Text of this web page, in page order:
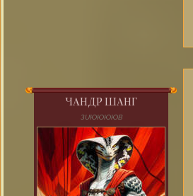
ЧАНДР ШАНГ
ЗUЮЮЮЮВ